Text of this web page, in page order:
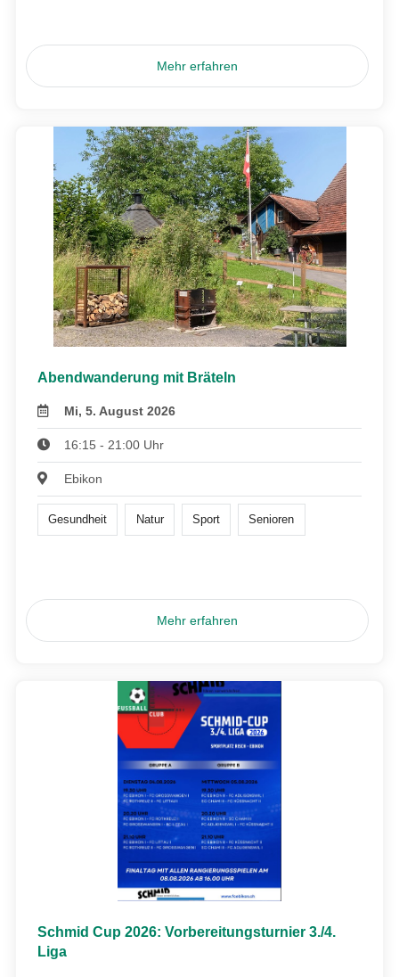
Mehr erfahren
Abendwanderung mit Bräteln
Mi, 5. August 2026
16:15 - 21:00 Uhr
Ebikon
Gesundheit Natur Sport Senioren
Mehr erfahren
Schmid Cup 2026: Vorbereitungsturnier 3./4.
Liga